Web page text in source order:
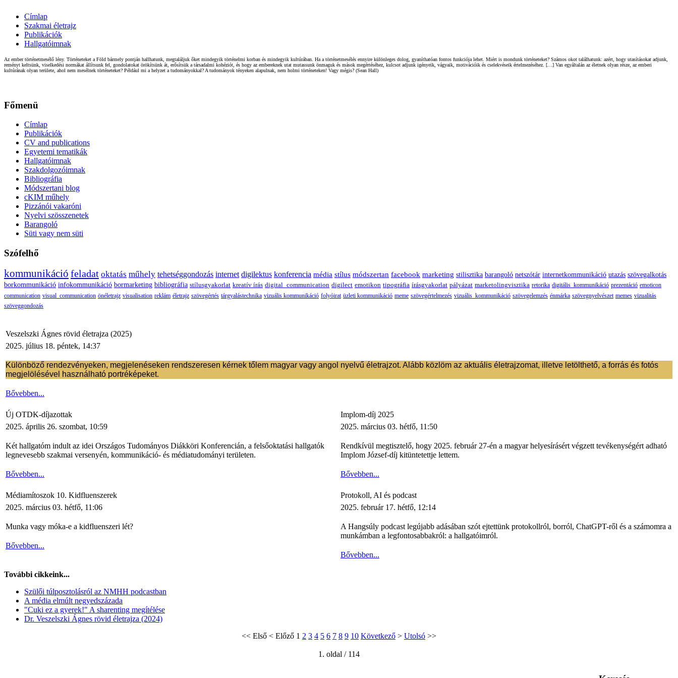
Címlap
Szakmai életrajz
Publikációk
Hallgatóimnak
Az ember történetmesélő lény. Történeteket a Föld bármely pontján hallhatunk, megtaláljuk őket mindegyik történelmi korban és mindegyik kultúrában. Ha a történetmesélés ennyire különleges dolog, gyaníthatóan fontos funkciója lehet. Miért is mondunk történeteket? Számos okot találhatunk: azért, hogy utasításokat adjunk,
reményt keltsünk, viselkedési normákat állítsunk fel, gondolatokat örökítsünk át, erősítsük a társadalmi kohéziót, és hogy az embereknek utat mutassunk önmaguk és mások megértéséhez, kulcsot adjunk igényeik, vágyaik, motivációik és cselekvéseik értelmezéséhez. […] Van egyáltalán az életnek olyan része, az emberi
kultúrának olyan területe, ahol nem mesélnek történeteket? Például mi a helyzet a tudományokkal? A tudományok tényeken alapulnak, nem holmi történeteken! Vagy mégis? (Sean Hall)
Főmenü
Címlap
Publikációk
CV and publications
Egyetemi tematikák
Hallgatóimnak
Szakdolgozóimnak
Bibliográfia
Módszertani blog
cKIM műhely
Pizzánói vakaróni
Nyelvi szösszenetek
Barangoló
Süti vagy nem süti
Szófelhő
kommunikáció feladat oktatás műhely tehetséggondozás internet digilektus konferencia média stílus módszertan facebook marketing stilisztika barangoló netszótár internetkommunikáció utazás szövegalkotás
borkommunikáció infokommunikáció bormarketing bibliográfia stílusgyakorlat kreatív írás digital_communication digilect emotikon tipográfia írásgyakorlat pályázat marketolingvisztika retorika digitális_kommunikáció prezentáció emoticon
communication visual_communication önéletrajz visualisation reklám életrajz szövegértés tárgyalástechnika vizuális kommunikáció folyóirat üzleti kommunikáció meme szövegértelmezés vizuális_kommunikáció szövegelemzés énmárka szövegnyelvészet memes vizualitás
szöveggondozás
Veszelszki Ágnes rövid életrajza (2025)
2025. július 18. péntek, 14:37
Különböző rendezvényeken, megjelenéseken rendszeresen kérnek tőlem magyar vagy angol nyelvű életrajzot. Alább közlöm az aktuális életrajzomat, illetve letölthető, a forrás és fotós
megjelölésével használható portréképeket.
Bővebben...
Új OTDK-díjazottak
2025. április 26. szombat, 10:59
Két hallgatóm indult az idei Országos Tudományos Diákköri Konferencián, a felsőoktatási hallgatók
legnevesebb szakmai versenyén, kommunikáció- és médiatudományi területen.
Bővebben...
Médiamítoszok 10. Kidfluenszerek
2025. március 03. hétfő, 11:06
Munka vagy móka-e a kidfluenszeri lét?
Bővebben...
Implom-díj 2025
2025. március 03. hétfő, 11:50
Rendkívül megtisztelő, hogy 2025. február 27-én a magyar helyesírásért végzett tevékenységért adható
Implom József-díj kitüntetettje lettem.
Bővebben...
Protokoll, AI és podcast
2025. február 17. hétfő, 12:14
A Hangsúly podcast legújabb adásában szót ejtettünk protokollról, borról, ChatGPT-ről és a számomra a
munkámban a legfontosabbakról: a hallgatóimról.
Bővebben...
További cikkeink...
Szülői túlposztolásról az NMHH podcastban
A média elmúlt negyedszázada
"Cuki ez a gyerek!" A sharenting megítélése
Dr. Veszelszki Ágnes rövid életrajza (2024)
<< Első < Előző 1 2 3 4 5 6 7 8 9 10 Következő > Utolsó >>
1. oldal / 114